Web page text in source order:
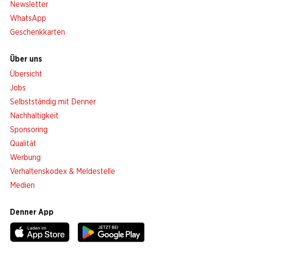
Newsletter
WhatsApp
Geschenkkarten
Über uns
Übersicht
Jobs
Selbstständig mit Denner
Nachhaltigkeit
Sponsoring
Qualität
Werbung
Verhaltenskodex & Meldestelle
Medien
Denner App